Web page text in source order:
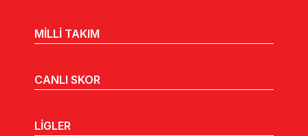
MİLLİ TAKIM
CANLI SKOR
LİGLER